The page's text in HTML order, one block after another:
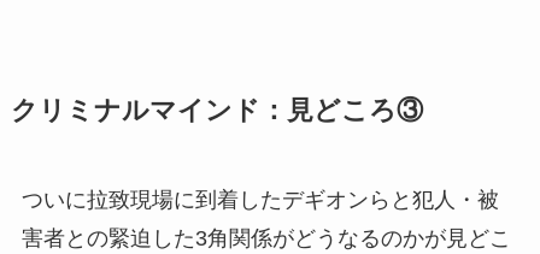
クリミナルマインド ：見どころ③
ついに拉致現場に到着したデギオンらと犯人・被
害者との緊迫した3角関係がどうなるのかが見どこ